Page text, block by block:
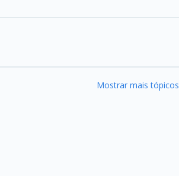
Mostrar mais tópicos